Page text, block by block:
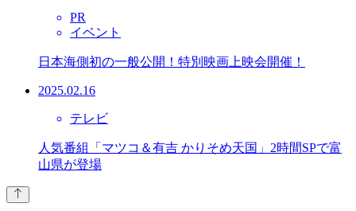
PR
イベント
日本海側初の一般公開！特別映画上映会開催！
2025.02.16
テレビ
人気番組「マツコ＆有吉 かりそめ天国」2時間SPで富
山県が登場